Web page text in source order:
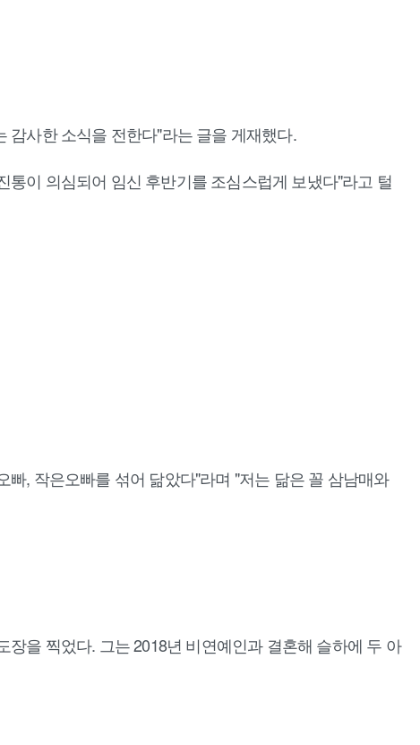
감사한 소식을 전한다"라는 글을 게재했다.
이 의심되어 임신 후반기를 조심스럽게 보냈다"라고 털
, 작은오빠를 섞어 닮았다"라며 "저는 닮은 꼴 삼남매와
을 찍었다. 그는 2018년 비연예인과 결혼해 슬하에 두 아